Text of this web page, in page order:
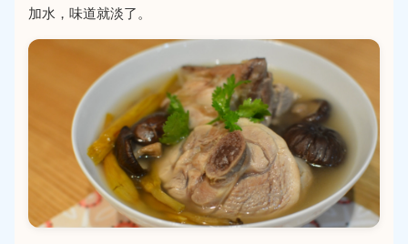
加水，味道就淡了。